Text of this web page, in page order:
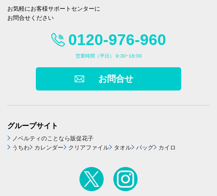
お気軽にお客様サポートセンターに
お問合せください
0120-976-960
営業時間（平日） 9:30~18:00
お問合せ
グループサイト
ノベルティのことなら販促花子
うちわ
カレンダー クリアファイル タオル バッグ カイロ